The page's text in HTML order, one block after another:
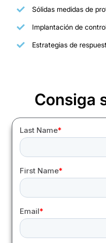
Sólidas medidas de
Implantación de
Estrategias de
Consiga